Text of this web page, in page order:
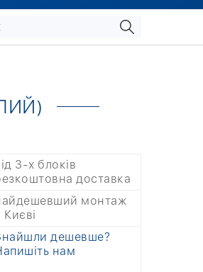
3-х блоків
доставка
монтаж
Києві
дешевше?
нам